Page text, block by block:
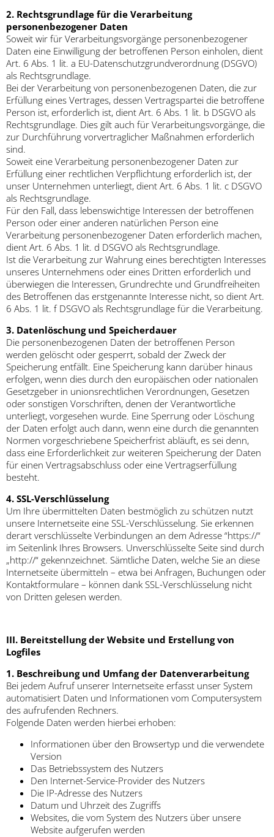
2. Rechtsgrundlage für die Verarbeitung
personenbezogener Daten
Soweit wir für Verarbeitungsvorgänge personenbezogener
Daten eine Einwilligung der betroffenen Person einholen, dient
Art. 6 Abs. 1 lit. a EU-Datenschutzgrundverordnung (DSGVO)
als Rechtsgrundlage.
Bei der Verarbeitung von personenbezogenen Daten, die zur
Erfüllung eines Vertrages, dessen Vertragspartei die betroffene
Person ist, erforderlich ist, dient Art. 6 Abs. 1 lit. b DSGVO als
Rechtsgrundlage. Dies gilt auch für Verarbeitungsvorgänge, die
zur Durchführung vorvertraglicher Maßnahmen erforderlich
sind.
Soweit eine Verarbeitung personenbezogener Daten zur
Erfüllung einer rechtlichen Verpflichtung erforderlich ist, der
unser Unternehmen unterliegt, dient Art. 6 Abs. 1 lit. c DSGVO
als Rechtsgrundlage.
Für den Fall, dass lebenswichtige Interessen der betroffenen
Person oder einer anderen natürlichen Person eine
Verarbeitung personenbezogener Daten erforderlich machen,
dient Art. 6 Abs. 1 lit. d DSGVO als Rechtsgrundlage.
Ist die Verarbeitung zur Wahrung eines berechtigten Interesses
unseres Unternehmens oder eines Dritten erforderlich und
überwiegen die Interessen, Grundrechte und Grundfreiheiten
des Betroffenen das erstgenannte Interesse nicht, so dient Art.
6 Abs. 1 lit. f DSGVO als Rechtsgrundlage für die Verarbeitung.
3. Datenlöschung und Speicherdauer
Die personenbezogenen Daten der betroffenen Person
werden gelöscht oder gesperrt, sobald der Zweck der
Speicherung entfällt. Eine Speicherung kann darüber hinaus
erfolgen, wenn dies durch den europäischen oder nationalen
Gesetzgeber in unionsrechtlichen Verordnungen, Gesetzen
oder sonstigen Vorschriften, denen der Verantwortliche
unterliegt, vorgesehen wurde. Eine Sperrung oder Löschung
der Daten erfolgt auch dann, wenn eine durch die genannten
Normen vorgeschriebene Speicherfrist abläuft, es sei denn,
dass eine Erforderlichkeit zur weiteren Speicherung der Daten
für einen Vertragsabschluss oder eine Vertragserfüllung
besteht.
4. SSL-Verschlüsselung
Um Ihre übermittelten Daten bestmöglich zu schützen nutzt
unsere Internetseite eine SSL-Verschlüsselung. Sie erkennen
derart verschlüsselte Verbindungen an dem Adresse “https://“
im Seitenlink Ihres Browsers. Unverschlüsselte Seite sind durch
„http://“ gekennzeichnet. Sämtliche Daten, welche Sie an diese
Internetseite übermitteln – etwa bei Anfragen, Buchungen oder
Kontaktformulare – können dank SSL-Verschlüsselung nicht
von Dritten gelesen werden.
III. Bereitstellung der Website und Erstellung von
Logfiles
1. Beschreibung und Umfang der Datenverarbeitung
Bei jedem Aufruf unserer Internetseite erfasst unser System
automatisiert Daten und Informationen vom Computersystem
des aufrufenden Rechners.
Folgende Daten werden hierbei erhoben:
Informationen über den Browsertyp und die verwendete
Version
Das Betriebssystem des Nutzers
Den Internet-Service-Provider des Nutzers
Die IP-Adresse des Nutzers
Datum und Uhrzeit des Zugriffs
Websites, die vom System des Nutzers über unsere
Website aufgerufen werden